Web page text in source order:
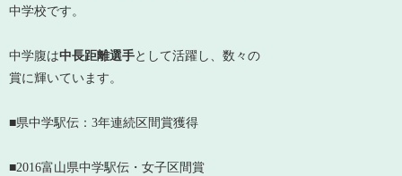
中学校です。
中学腹は中長距離選手として活躍し、数々の
賞に輝いています。
■県中学駅伝：3年連続区間賞獲得
■2016富山県中学駅伝・女子区間賞